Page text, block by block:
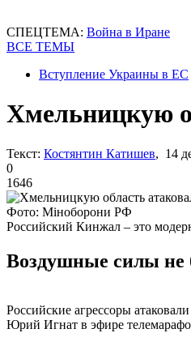
СПЕЦТЕМА: Война в Иране
ВСЕ ТЕМЫ
Вступление Украины в ЕС
Хмельницкую
Текст: Костянтин Катишев, 14
0
1646
Фото: Міноборони РФ
Российский Кинжал – это
Воздушные силы не
Российские агрессоры
Юрий Игнат в эфире